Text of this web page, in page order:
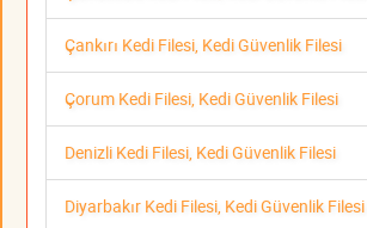
Çankırı Kedi Filesi, Kedi Güvenlik Filesi
Çorum Kedi Filesi, Kedi Güvenlik Filesi
Denizli Kedi Filesi, Kedi Güvenlik Filesi
Diyarbakır Kedi Filesi, Kedi Güvenlik Filesi